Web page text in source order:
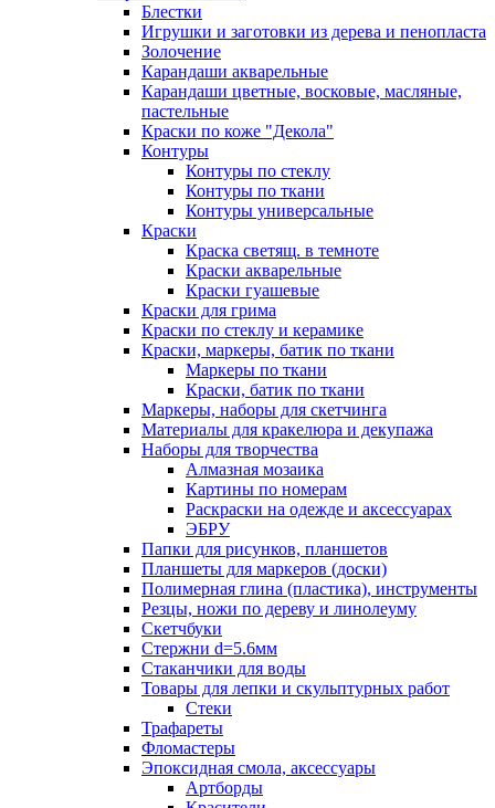
Блестки
Игрушки и заготовки из дерева и пенопласта
Золочение
Карандаши акварельные
Карандаши цветные, восковые, масляные,
пастельные
Краски по коже "Декола"
Контуры
Контуры по стеклу
Контуры по ткани
Контуры универсальные
Краски
Краска светящ. в темноте
Краски акварельные
Краски гуашевые
Краски для грима
Краски по стеклу и керамике
Краски, маркеры, батик по ткани
Маркеры по ткани
Краски, батик по ткани
Маркеры, наборы для скетчинга
Материалы для кракелюра и декупажа
Наборы для творчества
Алмазная мозаика
Картины по номерам
Раскраски на одежде и аксессуарах
ЭБРУ
Папки для рисунков, планшетов
Планшеты для маркеров (доски)
Полимерная глина (пластика), инструменты
Резцы, ножи по дереву и линолеуму
Скетчбуки
Стержни d=5.6мм
Стаканчики для воды
Товары для лепки и скульптурных работ
Стеки
Трафареты
Фломастеры
Эпоксидная смола, аксессуары
Артборды